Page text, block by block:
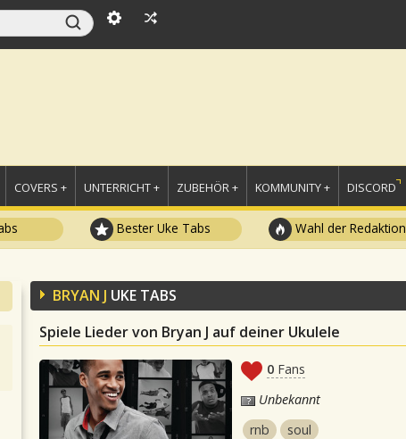
COVERS + UNTERRICHT + ZUBEHÖR + KOMMUNITY + DISCORD
Bester Uke Tabs Wahl der Redaktion
BRYAN J UKE TABS
Spiele Lieder von Bryan J auf deiner Ukulele
0 Fans
Unbekannt
rnb
soul